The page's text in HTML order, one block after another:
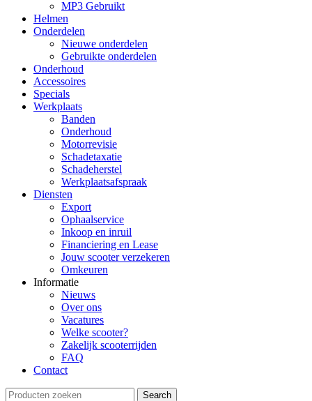
MP3 Gebruikt
Helmen
Onderdelen
Nieuwe onderdelen
Gebruikte onderdelen
Onderhoud
Accessoires
Specials
Werkplaats
Banden
Onderhoud
Motorrevisie
Schadetaxatie
Schadeherstel
Werkplaatsafspraak
Diensten
Export
Ophaalservice
Inkoop en inruil
Financiering en Lease
Jouw scooter verzekeren
Omkeuren
Informatie
Nieuws
Over ons
Vacatures
Welke scooter?
Zakelijk scooterrijden
FAQ
Contact
Search